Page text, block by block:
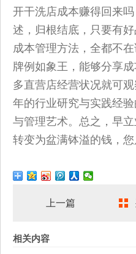
开干洗店成本赚得回来
述，归根结底，只要有
成本管理方法，全都不
牌例如象王，能够分享
多直营店经营状况就可
年的行业研究与实践经
与管理艺术。总之，早
转变为盆满钵溢的钱，您
上一篇
相关内容